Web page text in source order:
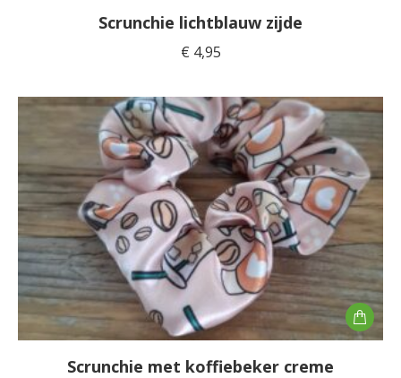
Scrunchie lichtblauw zijde
€ 4,95
Scrunchie met koffiebeker creme